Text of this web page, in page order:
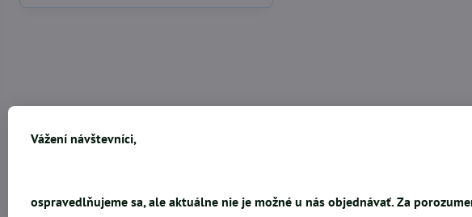
Vážení návštevníci,
ospravedlňujeme sa, ale aktuálne nie je možné u nás objednávať. Za